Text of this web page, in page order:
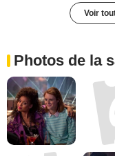
Voir
Photos de la